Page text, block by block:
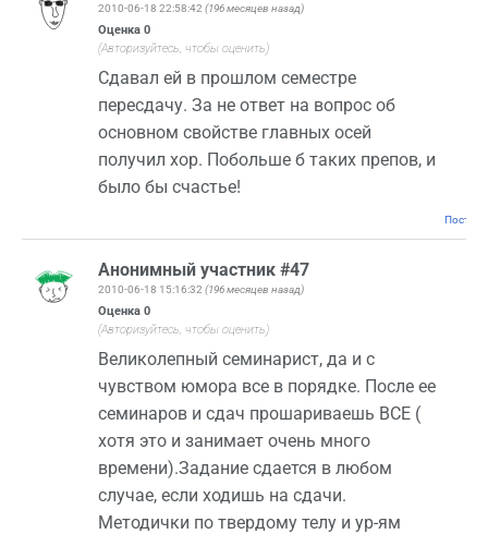
2010-06-18 22:58:42 (196 месяцев назад)
Оценка 0
(Авторизуйтесь, чтобы оценить)
Сдавал ей в прошлом семестре
пересдачу. За не ответ на вопрос об
основном свойстве главных осей
получил хор. Побольше б таких препов, и
было бы счастье!
Анонимный участник #47
2010-06-18 15:16:32 (196 месяцев назад)
Оценка 0
(Авторизуйтесь, чтобы оценить)
Великолепный семинарист, да и с
чувством юмора все в порядке. После ее
семинаров и сдач прошариваешь ВСЕ (
хотя это и занимает очень много
времени).Задание сдается в любом
случае, если ходишь на сдачи.
Методички по твердому телу и ур-ям